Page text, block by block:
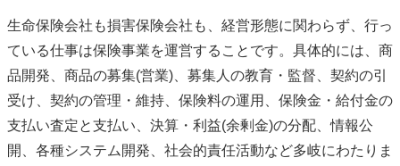
生命保険会社も損害保険会社も、経営形態に関わらず、行っ
ている仕事は保険事業を運営することです。具体的には、商
品開発、商品の募集(営業)、募集人の教育・監督、契約の引
受け、契約の管理・維持、保険料の運用、保険金・給付金の
支払い査定と支払い、決算・利益(余剰金)の分配、情報公
開、各種システム開発、社会的責任活動など多岐にわたりま